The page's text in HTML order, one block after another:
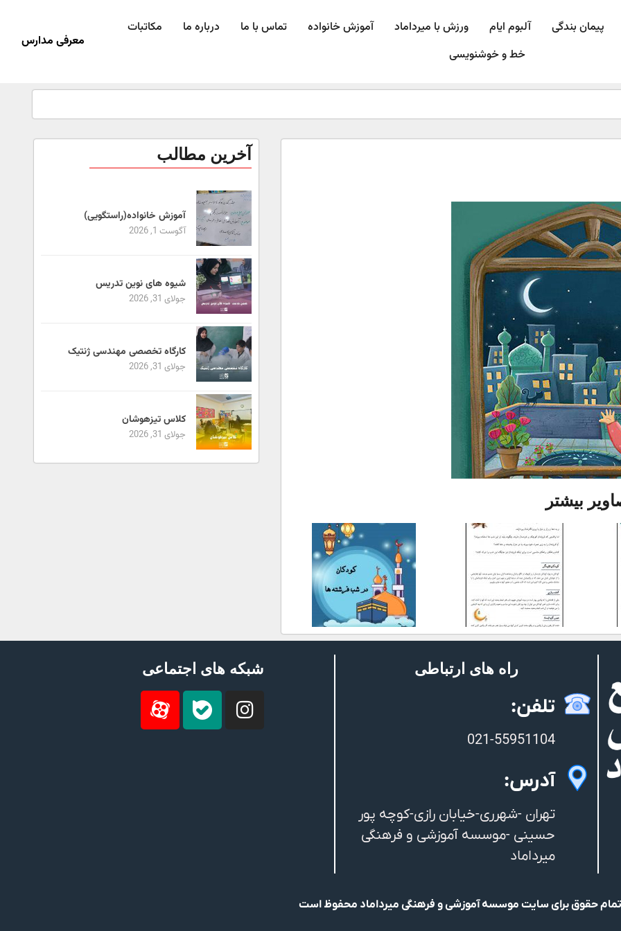
پیمان بندگی آلبوم ایام ورزش با میرداماد​ آموزش خانواده تماس با ما درباره ما
مکاتبات
خط و خوشنویسی
معرفی مدارس
بیشتر
آخرین مطالب
آموزش خانواده(راستگویی)
آگوست 1, 2026
شیوه های نوین تدریس
جولای 31, 2026
کارگاه تخصصی مهندسی ژنتیک
جولای 31, 2026
کلاس تیزهوشان
جولای 31, 2026
راه های ارتباطی
تلفن:
021-55951104
آدرس:
تهران -شهرری-خیابان رازی-کوچه پور
حسینی -موسسه آموزشی و فرهنگی
میرداماد
شبکه های اجتماعی
حقوق برای سایت موسسه آموزشی و فرهنگی میرداماد محفوظ است